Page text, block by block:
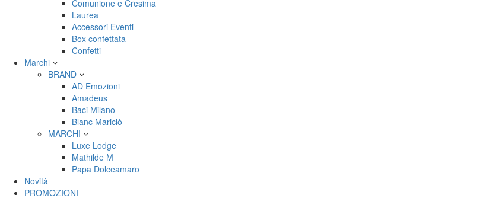
Comunione e Cresima
Laurea
Accessori Eventi
Box confettata
Confetti
Marchi
BRAND
AD Emozioni
Amadeus
Baci Milano
Blanc Mariclò
MARCHI
Luxe Lodge
Mathilde M
Papa Dolceamaro
Novità
PROMOZIONI